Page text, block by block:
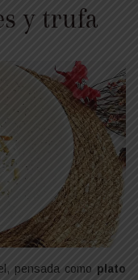
y trufa
pensada como plato